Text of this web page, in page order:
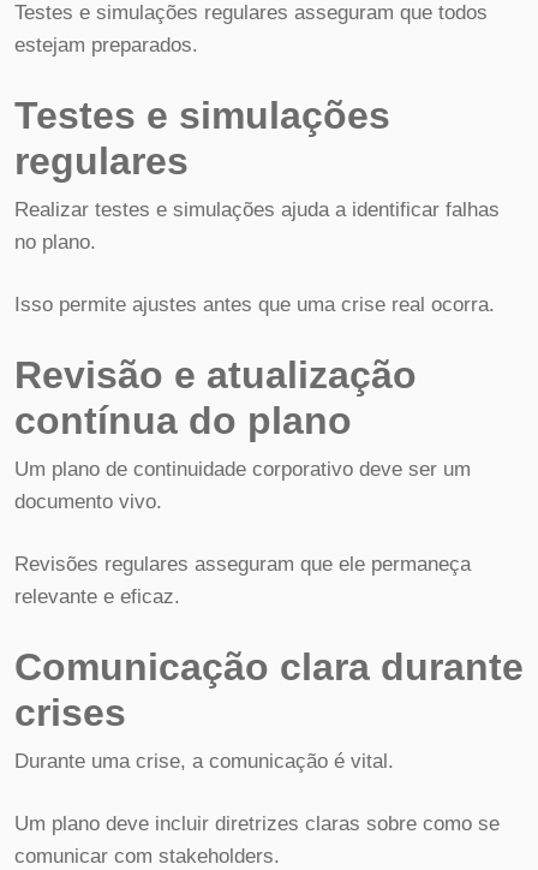
Testes e simulações regulares asseguram que todos
estejam preparados.
Testes e simulações
regulares
Realizar testes e simulações ajuda a identificar falhas
no plano.
Isso permite ajustes antes que uma crise real ocorra.
Revisão e atualização
contínua do plano
Um plano de continuidade corporativo deve ser um
documento vivo.
Revisões regulares asseguram que ele permaneça
relevante e eficaz.
Comunicação clara durante
crises
Durante uma crise, a comunicação é vital.
Um plano deve incluir diretrizes claras sobre como se
comunicar com stakeholders.